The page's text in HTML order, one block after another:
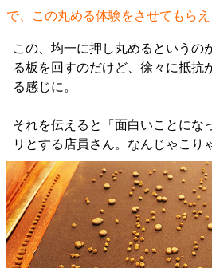
で、この丸める体験をさせてもらえ
この、均一に押し丸めるというの
る板を回すのだけど、徐々に抵抗
る感じに。
それを伝えると「面白いことにな
リとする店員さん。なんじゃこり